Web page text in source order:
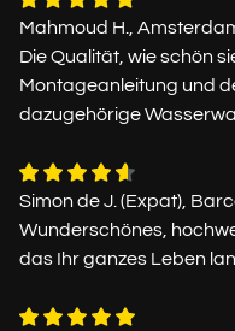
Mahmoud H.,
Die Qualität, wie schön
Montageanleitung und
dazugehörige
Simon de J. (Expat),
Wunderschönes,
das Ihr ganzes Leben